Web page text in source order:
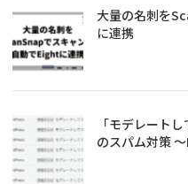
大量の名刺を
に連携
「モデレート
のスパム対策